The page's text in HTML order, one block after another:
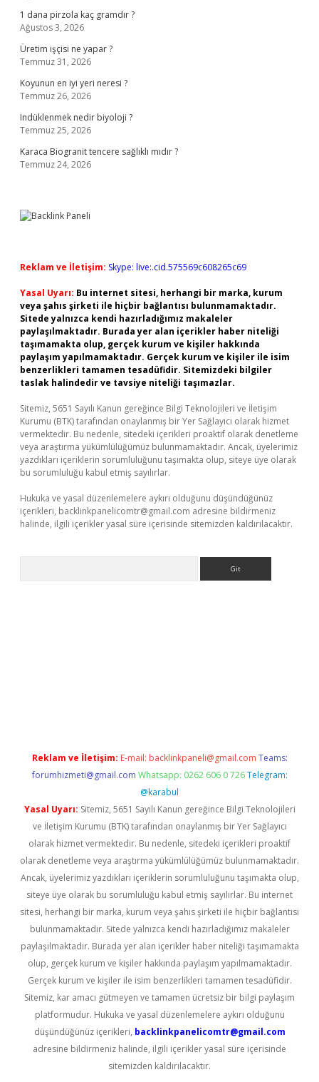
1 dana pirzola kaç gramdır ?
Ağustos 3, 2026
Üretim işçisi ne yapar ?
Temmuz 31, 2026
Koyunun en iyi yeri neresi ?
Temmuz 26, 2026
Indüklenmek nedir biyoloji ?
Temmuz 25, 2026
Karaca Biogranit tencere sağlıklı mıdır ?
Temmuz 24, 2026
Reklam ve İletişim: Skype: live:.cid.575569c608265c69
Yasal Uyarı: Bu internet sitesi, herhangi bir marka, kurum
veya şahıs şirketi ile hiçbir bağlantısı bulunmamaktadır.
Sitede yalnızca kendi hazırladığımız makaleler
paylaşılmaktadır. Burada yer alan içerikler haber niteliği
taşımamakta olup, gerçek kurum ve kişiler hakkında
paylaşım yapılmamaktadır. Gerçek kurum ve kişiler ile isim
benzerlikleri tamamen tesadüfidir. Sitemizdeki bilgiler
taslak halindedir ve tavsiye niteliği taşımazlar.
Sitemiz, 5651 Sayılı Kanun gereğince Bilgi Teknolojileri ve İletişim
Kurumu (BTK) tarafından onaylanmış bir Yer Sağlayıcı olarak hizmet
vermektedir. Bu nedenle, sitedeki içerikleri proaktif olarak denetleme
veya araştırma yükümlülüğümüz bulunmamaktadır. Ancak, üyelerimiz
yazdıkları içeriklerin sorumluluğunu taşımakta olup, siteye üye olarak
bu sorumluluğu kabul etmiş sayılırlar.
Hukuka ve yasal düzenlemelere aykırı olduğunu düşündüğünüz
içerikleri, backlinkpanelicomtr@gmail.com adresine bildirmeniz
halinde, ilgili içerikler yasal süre içerisinde sitemizden kaldırılacaktır.
Reklam ve İletişim: E-mail: backlinkpaneli@gmail.com Teams:
forumhizmeti@gmail.com Whatsapp: 0262 606 0 726 Telegram:
@karabul
Yasal Uyarı: Sitemiz, 5651 Sayılı Kanun gereğince Bilgi Teknolojileri
ve İletişim Kurumu (BTK) tarafından onaylanmış bir Yer Sağlayıcı
olarak hizmet vermektedir. Bu nedenle, sitedeki içerikleri proaktif
olarak denetleme veya araştırma yükümlülüğümüz bulunmamaktadır.
Ancak, üyelerimiz yazdıkları içeriklerin sorumluluğunu taşımakta olup,
siteye üye olarak bu sorumluluğu kabul etmiş sayılırlar. Bu internet
sitesi, herhangi bir marka, kurum veya şahıs şirketi ile hiçbir bağlantısı
bulunmamaktadır. Sitede yalnızca kendi hazırladığımız makaleler
paylaşılmaktadır. Burada yer alan içerikler haber niteliği taşımamakta
olup, gerçek kurum ve kişiler hakkında paylaşım yapılmamaktadır.
Gerçek kurum ve kişiler ile isim benzerlikleri tamamen tesadüfidir.
Sitemiz, kar amacı gütmeyen ve tamamen ücretsiz bir bilgi paylaşım
platformudur. Hukuka ve yasal düzenlemelere aykırı olduğunu
düşündüğünüz içerikleri, backlinkpanelicomtr@gmail.com
adresine bildirmeniz halinde, ilgili içerikler yasal süre içerisinde
sitemizden kaldırılacaktır.